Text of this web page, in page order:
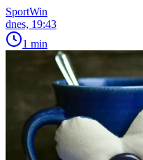
SportWin
dnes, 19:43
1 min